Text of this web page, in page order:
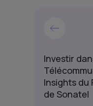
Investir
Insights du
de Sonatel